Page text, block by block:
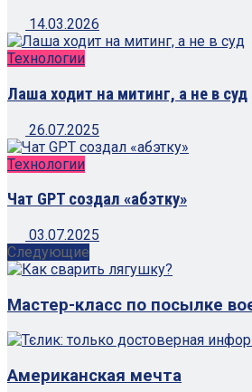
14.03.2026
Технологии
Лаша ходит на митинг, а не в суд
26.07.2025
Технологии
Чат GPT создал «абэтку»
03.07.2025
Следующие
Мастер-класс по посылке
Американская мечта